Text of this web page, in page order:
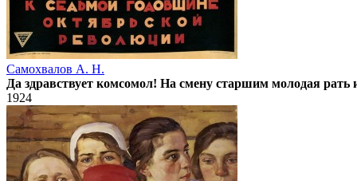
Самохвалов А. Н.
Да здравствует комсомол! На смену старшим молодая рать
1924